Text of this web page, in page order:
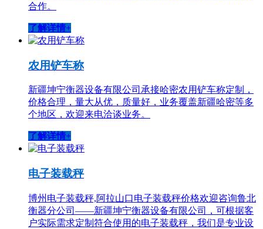
合作。
了解详情+
农用铲车称
新疆坤宁衡器设备有限公司承接哈密农用铲车称定制，
价格合理，量大从优，质量好，业务覆盖新疆哈密等多
个地区，欢迎来电洽谈业务。
了解详情+
电子装载秤
博州电子装载秤,阿拉山口电子装载秤价格欢迎咨询鲁北
衡器分公司——新疆坤宁衡器设备有限公司，可根据客
户实际需求定制符合使用的电子装载秤，我们是专业设